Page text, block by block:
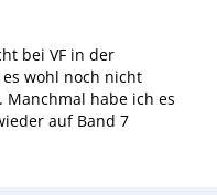
bei VF in der
wohl noch nicht
Manchmal habe ich es
auf Band 7